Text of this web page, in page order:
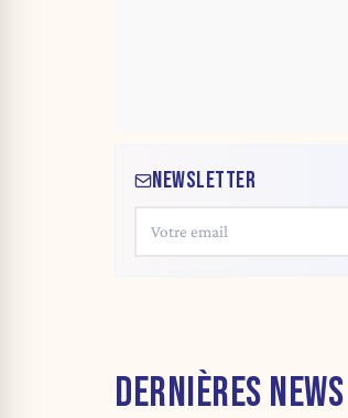
NEWSLETTER
DERNIÈRES